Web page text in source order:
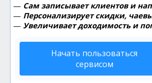
— Сам записывает клиентов и
— Персонализирует скидки,
— Увеличивает доходимость и
Начать пользоваться
сервисом